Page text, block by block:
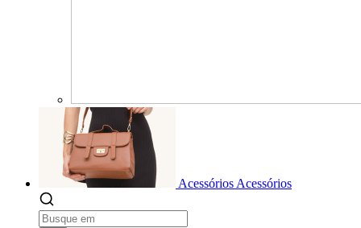
Acessórios Acessórios